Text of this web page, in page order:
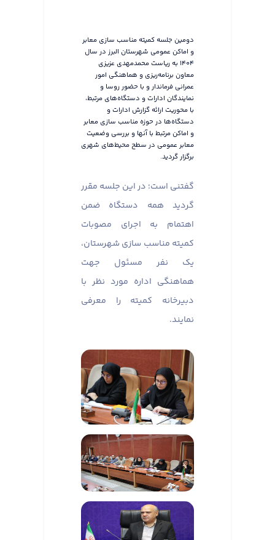
دومین جلسه کمیته مناسب سازی معابر
و اماکن عمومی شهرستان البرز در سال
۱۴۰۴ به ریاست محمدمهدی عزیزی
معاون برنامه‌ریزی و هماهنگی امور
عمرانی فرماندار و با حضور روسا و
نمایندگان ادارات و دستگاه‌های مرتبط،
با محوریت ارائه گزارش ادارات و
دستگاه‌ها در حوزه مناسب سازی معابر
و اماکن مرتبط با آنها و بررسی وضعیت
معابر عمومی در سطح محیط‌های شهری
برگزار گردید.
گفتنی است؛ در این جلسه مقرر
گردید همه دستگاه ضمن
اهتمام به اجرای مصوبات
کمیته مناسب سازی شهرستان،
یک نفر مسئول جهت
هماهنگی اداره مورد نظر با
دبیرخانه کمیته را معرفی
نمایند.